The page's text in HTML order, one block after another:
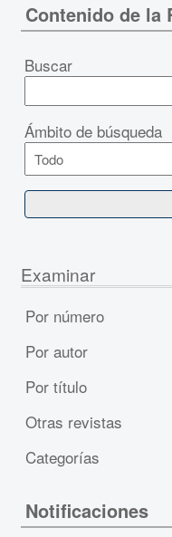
Contenido de la
Buscar
Ámbito de búsqueda
Examinar
Por número
Por autor
Por título
Otras revistas
Categorías
Notificaciones